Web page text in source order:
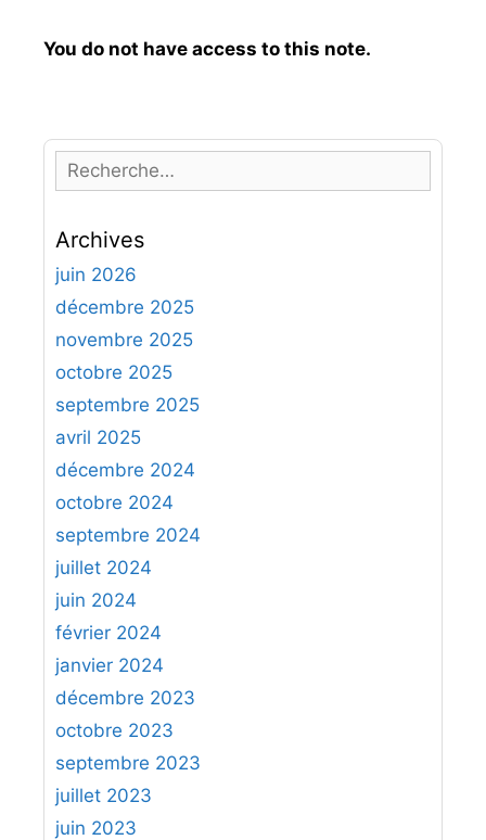
You do not have access to this note.
e
h
e
r
h
e
r
:
Archives
juin 2026
décembre 2025
novembre 2025
octobre 2025
septembre 2025
avril 2025
décembre 2024
octobre 2024
septembre 2024
juillet 2024
juin 2024
février 2024
janvier 2024
décembre 2023
octobre 2023
septembre 2023
juillet 2023
juin 2023